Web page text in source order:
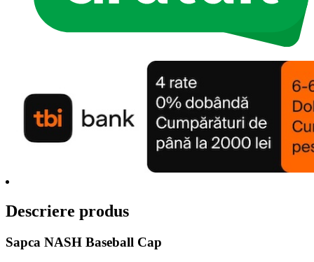
Descriere produs
Sapca NASH Baseball Cap